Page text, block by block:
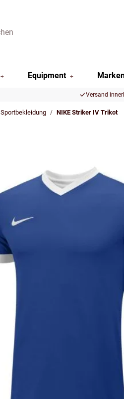
Equipment
Versand
Sportbekleidung NIKE Striker IV Trikot